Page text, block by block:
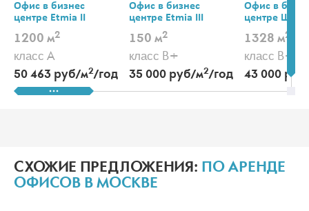
Офис в бизнес
центре Etmia II
1200 м2
класс A
50 463 руб/м2/год
Офис в бизнес
центре Etmia III
(Этмиа III)
150 м2
класс B+
35 000 руб/м2/год
Офис в
центре
1328 м2
класс B+
43 000
СХОЖИЕ ПРЕДЛОЖЕНИЯ: ПО АРЕНДЕ
ОФИСОВ В МОСКВЕ